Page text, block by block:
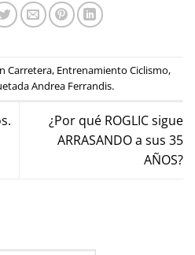
Carretera, Entrenamiento Ciclismo,
Andrea Ferrandis.
¿Por qué ROGLIC sigue
ARRASANDO a sus 35
AÑOS?